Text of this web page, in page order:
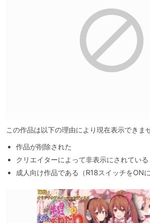
この作品は以下の理由により現在表示できま
作品が削除された
クリエイターによって非表示にされている
成人向け作品である（R18スイッチをON